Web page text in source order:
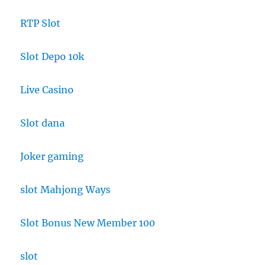
RTP Slot
Slot Depo 10k
Live Casino
Slot dana
Joker gaming
slot Mahjong Ways
Slot Bonus New Member 100
slot